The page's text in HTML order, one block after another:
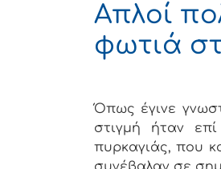
Απλοί
φωτιά
Όπως έγινε
στιγμή ήταν
πυρκαγιάς, που